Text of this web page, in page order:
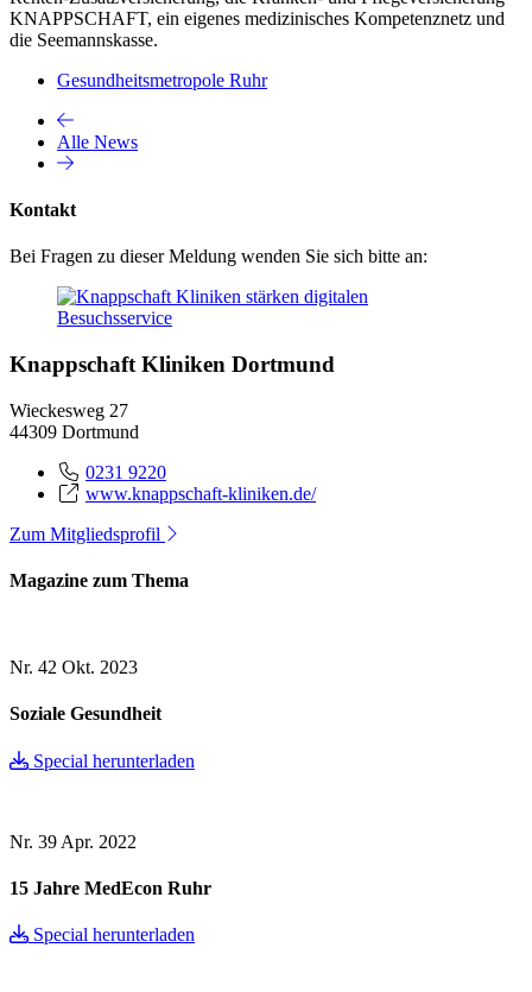
KNAPPSCHAFT, ein eigenes medizinisches Kompetenznetz und
die Seemannskasse.
Gesundheitsmetropole Ruhr
Alle News
Kontakt
Bei Fragen zu dieser Meldung wenden Sie sich bitte an:
Knappschaft Kliniken Dortmund
Wieckesweg 27
44309 Dortmund
0231 9220
www.knappschaft-kliniken.de/
Zum Mitgliedsprofil
Magazine zum Thema
Nr. 42 Okt. 2023
Soziale Gesundheit
Special herunterladen
Nr. 39 Apr. 2022
15 Jahre MedEcon Ruhr
Special herunterladen